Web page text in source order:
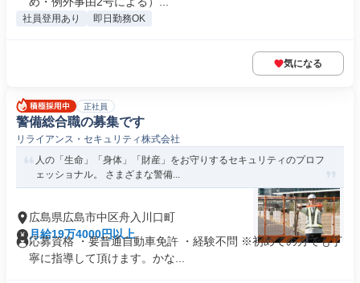
社員登用あり 即日勤務OK
気になる
正社員
警備総合職の募集です
リライアンス・セキュリティ株式会社
人の「生命」「身体」「財産」をお守りするセキュリティのプロフ
ェッショナル。 さまざまな警備...
広島県広島市中区舟入川口町
月給19万4000円以上
応募資格 ・要普通自動車免許 ・経験不問 ※初めての方でも丁
寧に指導して頂けます。かな...